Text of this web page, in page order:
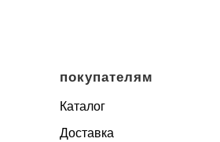
покупателям
Каталог
Доставка